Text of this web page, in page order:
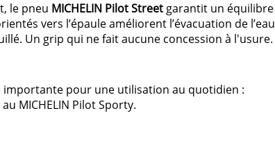
le pneu MICHELIN Pilot Street garantit un équilibre
vers l’épaule améliorent l’évacuation de l’eau
Un grip qui ne fait aucune concession à l'usure.
pour une utilisation au quotidien :
MICHELIN Pilot Sporty.